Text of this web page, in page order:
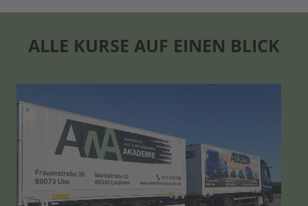
ALLE KURSE AUF EINEN BLICK